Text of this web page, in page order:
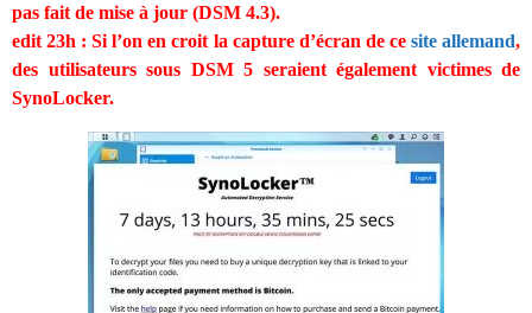
pas fait de mise à jour (DSM 4.3).
edit 23h : Si l’on en croit la capture d’écran de ce site allemand,
des utilisateurs sous DSM 5 seraient également victimes de
SynoLocker.